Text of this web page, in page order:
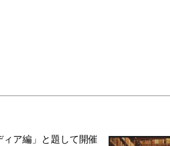
ア編」と題して開催